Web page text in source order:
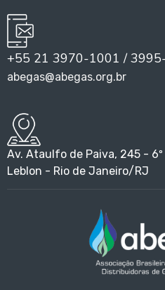
+55 21 3970-1001 /
abegas@abegas.org.br
Av. Ataulfo de Paiva, 245 -
Leblon - Rio de Janeiro/RJ